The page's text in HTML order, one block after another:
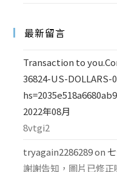
最新留言
Transaction to
36824-US-DOLLARS-
2022年08月
8vtgi2
tryagain2286289on
謝謝告知，圖片已修正